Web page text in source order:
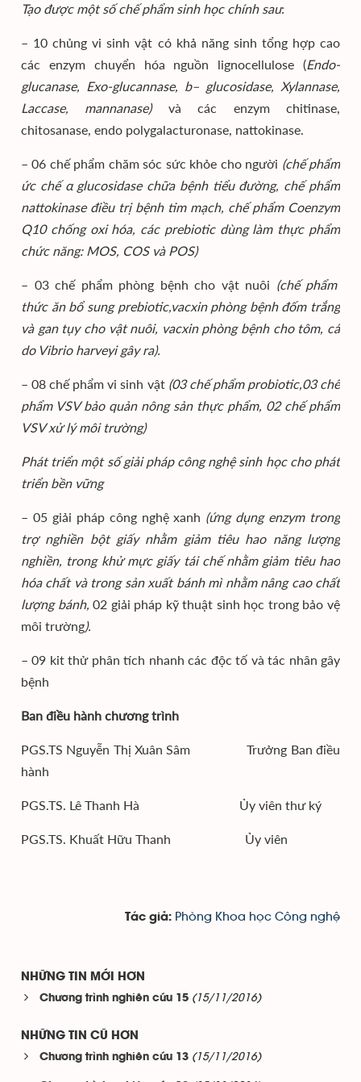
Tạo được một số chế phẩm sinh học chính sau:
– 10 chủng vi sinh vật có khả năng sinh tổng hợp cao
các enzym chuyển hóa nguồn lignocellulose (Endo-
glucanase, Exo-glucannase, b– glucosidase, Xylannase,
Laccase, mannanase) và các enzym chitinase,
chitosanase, endo polygalacturonase, nattokinase.
– 06 chế phẩm chăm sóc sức khỏe cho người (chế phẩm
ức chế α glucosidase chữa bệnh tiểu đường, chế phẩm
nattokinase điều trị bệnh tim mạch, chế phẩm Coenzym
Q10 chống oxi hóa, các prebiotic dùng làm thực phẩm
chức năng: MOS, COS và POS)
– 03 chế phẩm phòng bệnh cho vật nuôi (chế phẩm
thức ăn bổ sung prebiotic,vacxin phòng bệnh đốm trắng
và gan tụy cho vật nuôi, vacxin phòng bệnh cho tôm, cá
do Vibrio harveyi gây ra).
– 08 chế phẩm vi sinh vật (03 chế phẩm probiotic,03chế
phẩm VSV bảo quản nông sản thực phẩm, 02 chế phẩm
VSV xử lý môi trường)
Phát triển một số giải pháp công nghệ sinh học cho phát
triển bền vững
– 05 giải pháp công nghệ xanh (ứng dụng enzym trong
trợ nghiền bột giấy nhằm giảm tiêu hao năng lượng
nghiền, trong khử mực giấy tái chế nhằm giảm tiêu hao
hóa chất và trong sản xuất bánh mì nhằm nâng cao chất
lượng bánh,02 giải pháp kỹ thuật sinh học trong bảo vệ
môi trường).
– 09 kit thử phân tích nhanh các độc tố và tác nhân gây
bệnh
Ban điều hành chương trình
PGS.TS Nguyễn Thị Xuân Sâm Trưởng Ban điều
hành
PGS.TS. Lê Thanh Hà Ủy viên thư ký
PGS.TS. Khuất Hữu Thanh Ủy viên
Tác giả: Phòng Khoa học Công nghệ
NHỮNG TIN MỚI HƠN
Chương trình nghiên cứu 15 (15/11/2016)
NHỮNG TIN CŨ HƠN
Chương trình nghiên cứu 13 (15/11/2016)